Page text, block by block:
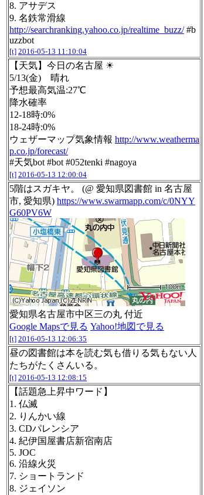
8. アサデス
9. 名鉄常滑線
http://searchranking.yahoo.co.jp/realtime_buzz/#b
uzzbot
[t] 2016-05-13 11:10:04
【天気】今日の名古屋 ☀
5/13(金) 晴れ
予想最高気温:27℃
降水確率
12-18時:0%
18-24時:0%
ウェザーマップ気象情報 http://www.weatherma
p.co.jp/forecast/
#天気bot #bot #052tenki #nagoya
[t] 2016-05-13 12:00:04
5階はスガキヤ。 (@ 愛知県図書館 in 名古屋
市, 愛知県) https://www.swarmapp.com/c/0NYY
G60PV6W
愛知県名古屋市中区三の丸 付近
Google Mapsで見る Yahoo!地図で見る
[t] 2016-05-13 12:06:35
昼の図書館は本を読む気も借りる気もない人
たちがたくさんいる。
[t] 2016-05-13 12:08:15
【話題急上昇中ワード】
1. 仏滅
2. りんかい線
3. CDパレンシア
4. 紀伊国屋書店新宿南店
5. JOC
6. 沿線火災
7. ショートランド
8. ジェイソン